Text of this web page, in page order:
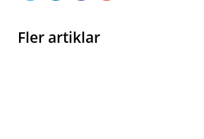
Fler artiklar